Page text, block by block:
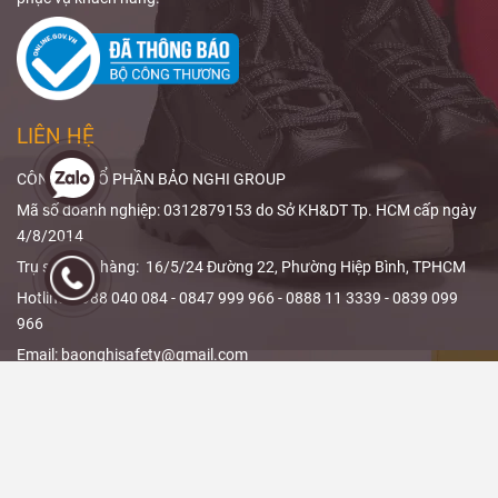
, độ tương
đương chì,
phạm vi che
phủ và thiết kế
sản phẩm.
Safety
sẽ giúp
bạn hiểu rõ
ALARA trong
X-quangvà
giảm liều
quả.
LIÊN HỆ
CÔNG TY CỔ PHẦN BẢO NGHI GROUP
Mã số doanh nghiệp: 0312879153 do Sở KH&DT Tp. HCM cấp ngày
4/8/2014
Trụ sở/ Kho hàng: 16/5/24 Đường 22, Phường Hiệp Bình, TPHCM
Hotline: 0988 040 084 - 0847 999 966 - 0888 11 3339 - 0839 099
966
Email: baonghisafety@gmail.com